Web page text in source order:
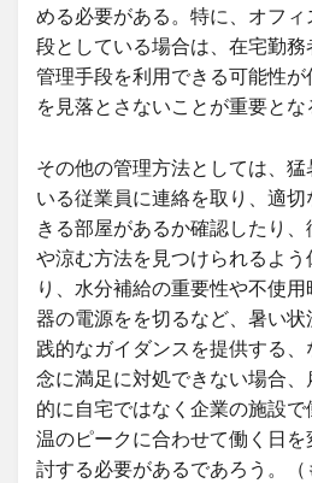
める必要がある。特に、オフ
段としている場合は、在宅勤
管理手段を利用できる可能性
を見落とさないことが重要とな
その他の管理方法としては、
いる従業員に連絡を取り、適
きる部屋があるか確認したり
や涼む方法を見つけられるよ
り、水分補給の重要性や不使
器の電源をを切るなど、暑い
践的なガイダンスを提供する
念に満足に対処できない場合
的に自宅ではなく企業の施設
温のピークに合わせて働く日
討する必要があるであろう。